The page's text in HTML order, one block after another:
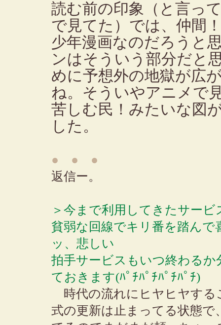
読む前の印象（と言っ
で見てた）では、仲間
少年漫画なのだろうと
ンはそういう部分だと
めに予想外の地獄が広
ね。そういやアニメで
苦しむ民！みたいな図
した。
● ● ●
返信ー。
＞今まで利用してきたサー
貧弱な回線でキリ番を踏ん
ッ、悲しい
拍手サービスもいつ終わる
ておきます(ﾊﾟﾁﾊﾟﾁﾊﾟﾁﾊﾟﾁ)
時代の流れにヒヤヒヤする
式の更新は止まってる状態